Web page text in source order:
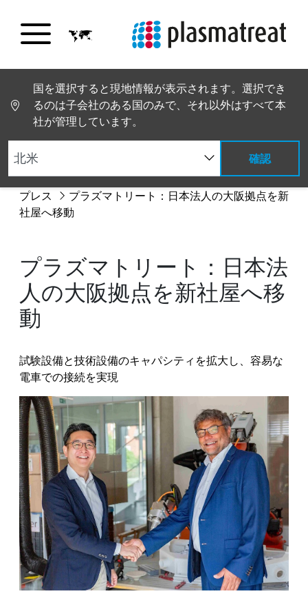
国を選択すると現地情報が表示されます。選択でき
るのは子会社のある国のみで、それ以外はすべて本
社が管理しています。
確認
PT トップページ
グローバルニュース
ニュースと
プレス
プラズマトリート：日本法人の大阪拠点を新
社屋へ移動
プラズマトリート：日本法
人の大阪拠点を新社屋へ移
動
試験設備と技術設備のキャパシティを拡大し、容易な
電車での接続を実現